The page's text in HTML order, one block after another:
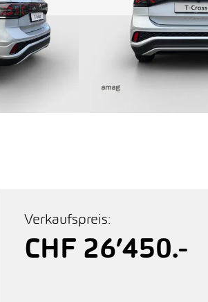
Verkaufspreis:
CHF 26’450.-